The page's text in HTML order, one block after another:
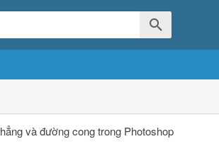
và đường cong trong Photoshop